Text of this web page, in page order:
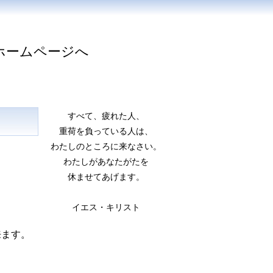
ームページへ
す。
すべて、疲れた人、
重荷を負っている人は、
わたしのところに来なさい。
わたしがあなたがたを
休ませてあげます。
イエス・キリスト